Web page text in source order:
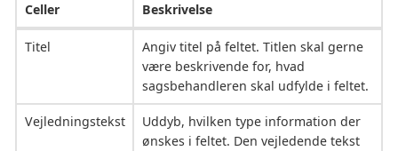
Celler Beskrivelse
Titel
Angiv titel på feltet. Titlen skal gerne
være beskrivende for, hvad
sagsbehandleren skal udfylde i feltet.
Vejledningstekst
Uddyb, hvilken type information der
ønskes i feltet. Den vejledende tekst